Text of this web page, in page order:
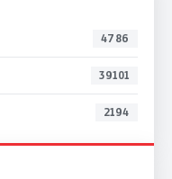
4786
39101
2194